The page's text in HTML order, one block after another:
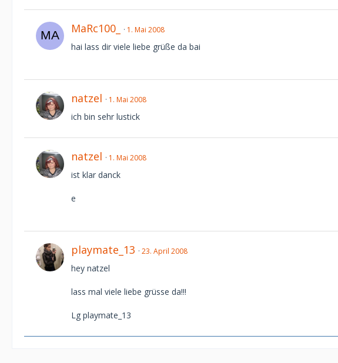
MaRc100_ 1. Mai 2008
hai lass dir viele liebe grüße da bai
natzel 1. Mai 2008
ich bin sehr lustick
natzel 1. Mai 2008
ist klar danck
e
playmate_13 23. April 2008
hey natzel
lass mal viele liebe grüsse da!!!
Lg playmate_13